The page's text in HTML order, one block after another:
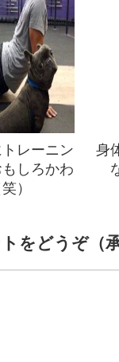
レーニン
しろかわ
）
身
をどうぞ（